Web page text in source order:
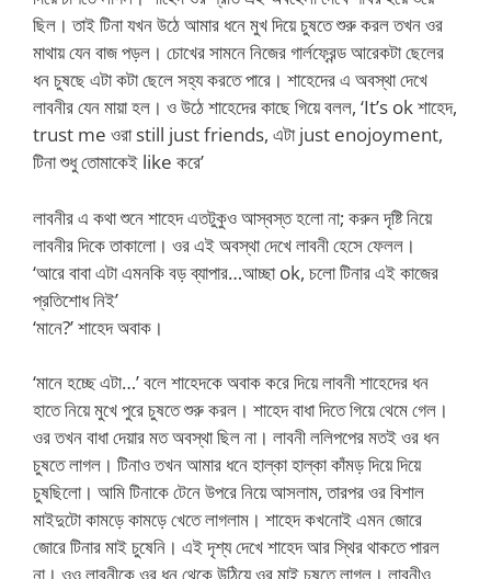
ছিল। তাই টিনা যখন উঠে আমার ধনে মুখ দিয়ে চুষতে শুরু করল তখন ওর
মাথায় যেন বাজ পড়ল। চোখের সামনে নিজের গার্লফ্রেন্ড আরেকটা ছেলের
ধন চুষছে এটা কটা ছেলে সহ্য করতে পারে। শাহেদের এ অবস্থা দেখে
লাবনীর যেন মায়া হল। ও উঠে শাহেদের কাছে গিয়ে বলল, ‘It’s ok শাহেদ,
trust me ওরা still just friends, এটা just enojoyment,
টিনা শুধু তোমাকেই like করে’
লাবনীর এ কথা শুনে শাহেদ এতটুকুও আস্বস্ত হলো না; করুন দৃষ্টি নিয়ে
লাবনীর দিকে তাকালো। ওর এই অবস্থা দেখে লাবনী হেসে ফেলল।
‘আরে বাবা এটা এমনকি বড় ব্যাপার…আচ্ছা ok, চলো টিনার এই কাজের
প্রতিশোধ নিই’
‘মানে?’ শাহেদ অবাক।
‘মানে হচ্ছে এটা…’ বলে শাহেদকে অবাক করে দিয়ে লাবনী শাহেদের ধন
হাতে নিয়ে মুখে পুরে চুষতে শুরু করল। শাহেদ বাধা দিতে গিয়ে থেমে গেল।
ওর তখন বাধা দেয়ার মত অবস্থা ছিল না। লাবনী ললিপপের মতই ওর ধন
চুষতে লাগল। টিনাও তখন আমার ধনে হাল্কা হাল্কা কাঁমড় দিয়ে দিয়ে
চুষছিলো। আমি টিনাকে টেনে উপরে নিয়ে আসলাম, তারপর ওর বিশাল
মাইদুটো কামড়ে কামড়ে খেতে লাগলাম। শাহেদ কখনোই এমন জোরে
জোরে টিনার মাই চুষেনি। এই দৃশ্য দেখে শাহেদ আর স্থির থাকতে পারল